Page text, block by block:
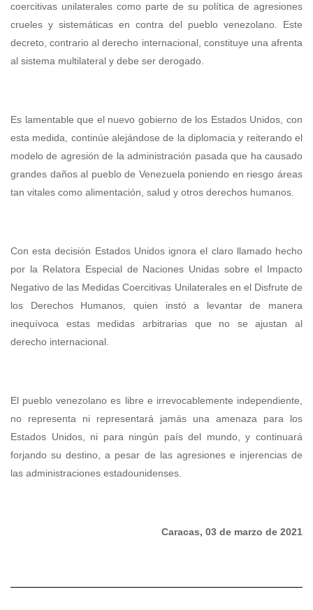
coercitivas unilaterales como parte de su política de agresiones
crueles y sistemáticas en contra del pueblo venezolano. Este
decreto, contrario al derecho internacional, constituye una afrenta
al sistema multilateral y debe ser derogado.
Es lamentable que el nuevo gobierno de los Estados Unidos, con
esta medida, continúe alejándose de la diplomacia y reiterando el
modelo de agresión de la administración pasada que ha causado
grandes daños al pueblo de Venezuela poniendo en riesgo áreas
tan vitales como alimentación, salud y otros derechos humanos.
Con esta decisión Estados Unidos ignora el claro llamado hecho
por la Relatora Especial de Naciones Unidas sobre el Impacto
Negativo de las Medidas Coercitivas Unilaterales en el Disfrute de
los Derechos Humanos, quien instó a levantar de manera
inequívoca estas medidas arbitrarias que no se ajustan al
derecho internacional.
El pueblo venezolano es libre e irrevocablemente independiente,
no representa ni representará jamás una amenaza para los
Estados Unidos, ni para ningún país del mundo, y continuará
forjando su destino, a pesar de las agresiones e injerencias de
las administraciones estadounidenses.
Caracas, 03 de marzo de 2021